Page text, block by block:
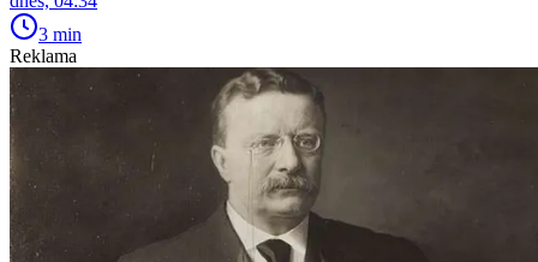
3 min
Reklama